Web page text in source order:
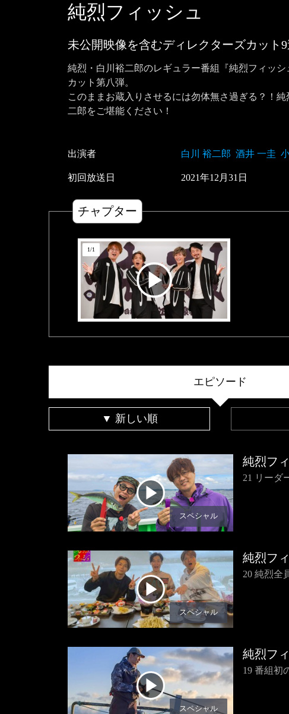
純烈フィッシュ
未公開映像を含むディレクターズカット
純烈・白川裕二郎のレギュラー番組『純烈フィッ
カット第八弾。
このままお蔵入りさせるには勿体無さ過ぎる？！
二郎をご堪能ください！
出演者 白川 裕二郎 酒井 一圭
初回放送日 2021年12 月31 日
チャプター
1/1
エピソード
▼ 新しい順
スペシャル
純烈フ
21 リーダ
スペシャル
純烈フ
20 純烈全
スペシャル
純烈フ
19 番組初